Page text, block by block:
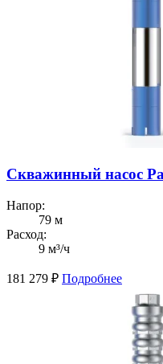
Скважинный насос
Напор:
79 м
Расход:
9 м³/ч
181 279 ₽ Подробнее